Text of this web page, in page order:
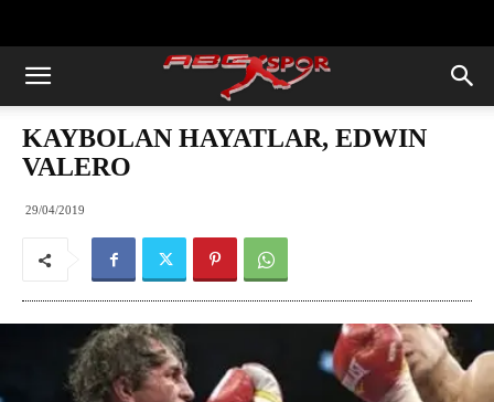
KAYBOLAN HAYATLAR, EDWIN
VALERO
29/04/2019